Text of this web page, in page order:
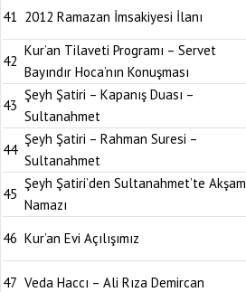
41 2012 Ramazan İmsakiyesi İlanı
42
Kur’an Tilaveti Programı – Servet
Bayındır Hoca’nın Konuşması
43
Şeyh Şatiri – Kapanış Duası –
Sultanahmet
44
Şeyh Şatiri – Rahman Suresi –
Sultanahmet
45
Şeyh Şatiri’den Sultanahmet’te Akşam
Namazı
46 Kur’an Evi Açılışımız
47 Veda Haccı – Ali Rıza Demircan